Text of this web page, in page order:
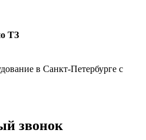
ТЗ
в Санкт-Петербурге с
звонок